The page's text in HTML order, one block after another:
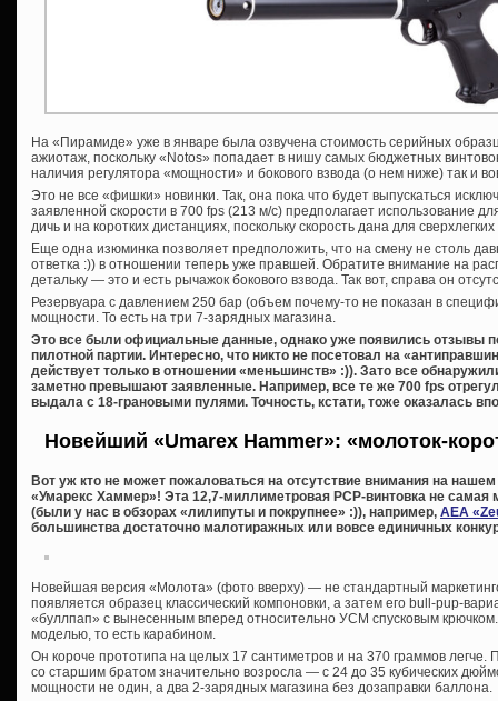
На «Пирамиде» уже в январе была озвучена стоимость серийных
ажиотаж, поскольку «Notos» попадает в нишу самых бюджетных
наличия регулятора «мощности» и бокового взвода (о нем ниже) так и
Это не все «фишки» новинки. Так, она пока что будет выпускаться
заявленной скорости в 700 fps (213 м/с) предполагает использование
дичь и на коротких дистанциях, поскольку скорость дана для
Еще одна изюминка позволяет предположить, что на смену не столь
ответка :)) в отношении теперь уже правшей. Обратите внимание на
детальку — это и есть рычажок бокового взвода. Так вот, справа он
Резервуара с давлением 250 бар (объем почему-то не показан в
мощности. То есть на три 7-зарядных магазина.
Это все были официальные данные, однако уже появились отзывы
пилотной партии. Интересно, что никто не посетовал на
действует только в отношении «меньшинств» :)). Зато все
заметно превышают заявленные. Например, все те же 700 fps
выдала с 18-грановыми пулями. Точность, кстати, тоже оказалась
Новейший «Umarex Hammer»: «молоток-
Вот уж кто не может пожаловаться на отсутствие внимания на
«Умарекс Хаммер»! Эта 12,7-миллиметровая PCP-винтовка не самая
(были у нас в обзорах «лилипуты и покрупнее» :)), например, AEA
большинства достаточно малотиражных или вовсе единичных
Новейшая версия «Молота» (фото вверху) — не стандартный
появляется образец классический компоновки, а затем его bull-pup-
«буллпап» с вынесенным вперед относительно УСМ спусковым
моделью, то есть карабином.
Он короче прототипа на целых 17 сантиметров и на 370 граммов легче.
со старшим братом значительно возросла — с 24 до 35 кубических
мощности не один, а два 2-зарядных магазина без дозаправки баллона.